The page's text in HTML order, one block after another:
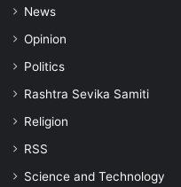
News
Opinion
Politics
Rashtra Sevika Samiti
Religion
RSS
Science and Technology